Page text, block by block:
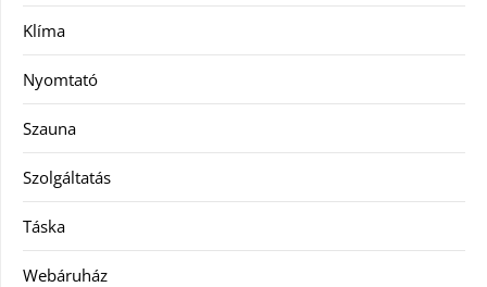
Klíma
Nyomtató
Szauna
Szolgáltatás
Táska
Webáruház